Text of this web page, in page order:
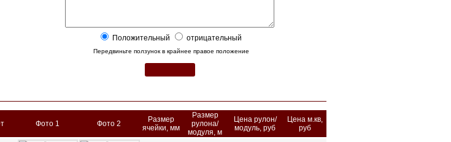
Положительный
отрицательный
Передвиньте ползунок в крайнее правое положение
Фото 1 Фото 2
Размер
ячейки, мм
Размер
рулона/
модуля, м
Цена рулон/
модуль, руб
Цена м.кв,
руб